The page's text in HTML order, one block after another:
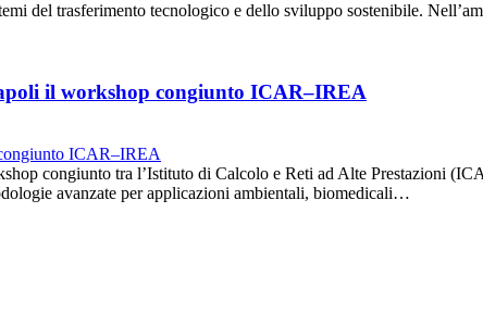
del trasferimento tecnologico e dello sviluppo sostenibile.
il workshop congiunto ICAR–IREA
congiunto tra l’Istituto di Calcolo e Reti ad Alte Prestazioni
avanzate per applicazioni ambientali, biomedicali…